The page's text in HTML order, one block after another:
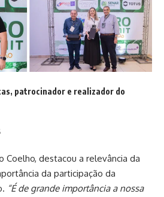
patrocinador e realizador do
Coelho, destacou a relevância da
da participação da
“É de grande importância a nossa